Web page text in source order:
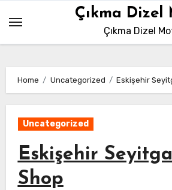
content
Çıkma Dizel
Çıkma Dizel
Home Uncategorized Eskişehir
Uncategorized
Eskişehir
Shop